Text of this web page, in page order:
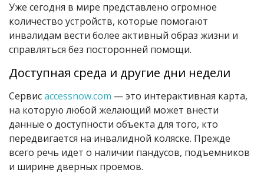
Уже сегодня в мире представлено огромное
количество устройств, которые помогают
инвалидам вести более активный образ жизни и
справляться без посторонней помощи.
Доступная среда и другие дни недели
Сервисaccessnow.com — это интерактивная карта,
на которую любой желающий может внести
данные о доступности объекта для того, кто
передвигается на инвалидной коляске. Прежде
всего речь идет о наличии пандусов, подъемников
и ширине дверных проемов.